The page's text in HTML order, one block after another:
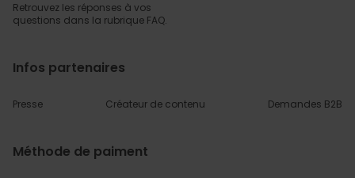
Retrouvez les réponses à vos
questions dans la rubrique FAQ.
Infos partenaires
Presse Créateur de contenu Demandes B2B
Méthode de paiment